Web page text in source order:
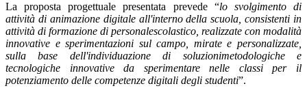
La proposta progettuale presentata prevede “lo svolgimento di
attività di animazione digitale all'interno della scuola, consistenti in
attività di formazione di personalescolastico, realizzate con modalità
innovative e sperimentazioni sul campo, mirate e personalizzate,
sulla base dell'individuazione di soluzionimetodologiche e
tecnologiche innovative da sperimentare nelle classi per il
potenziamento delle competenze digitali degli studenti”.